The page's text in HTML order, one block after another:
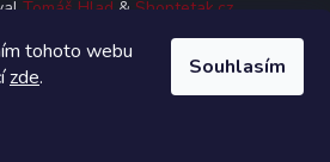
tohoto webu
zde. Souhlasím
Tomáš Hlad & Shoptetak.cz.